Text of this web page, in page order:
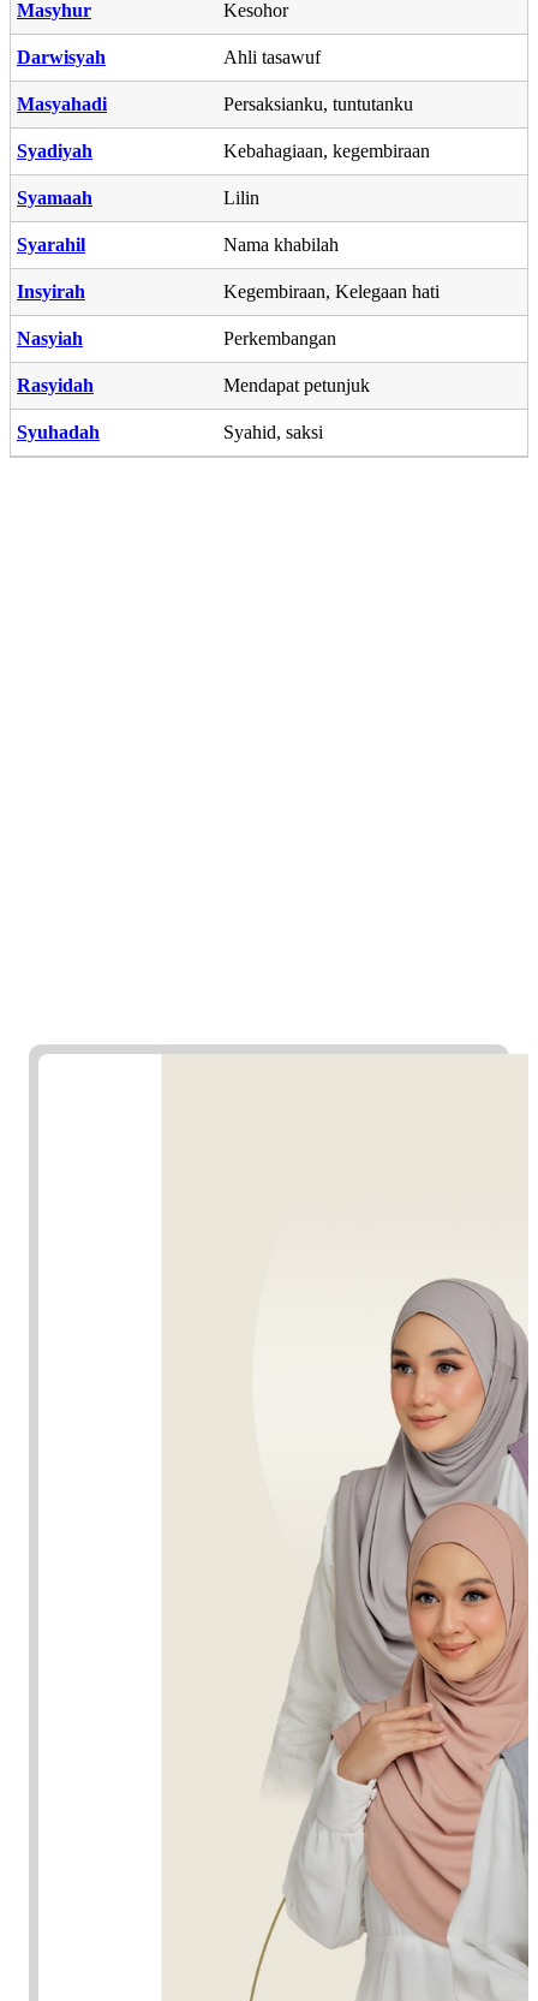
Masyhur Kesohor
Darwisyah Ahli tasawuf
Masyahadi Persaksianku, tuntutanku
Syadiyah Kebahagiaan, kegembiraan
Syamaah Lilin
Syarahil Nama khabilah
Insyirah Kegembiraan, Kelegaan hati
Nasyiah Perkembangan
Rasyidah Mendapat petunjuk
Syuhadah Syahid, saksi